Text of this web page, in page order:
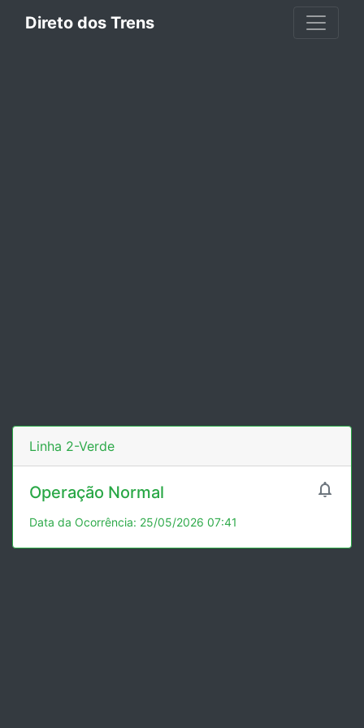
Direto dos Trens
Linha 2-Verde

Operação Normal
Data da Ocorrência: 25/05/2026 07:41